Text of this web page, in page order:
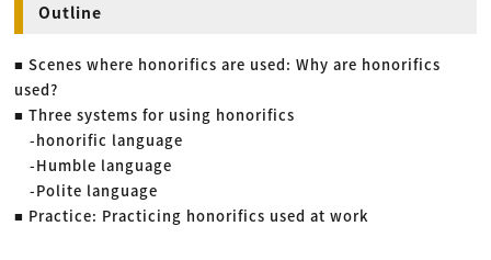
Outline
■ Scenes where honorifics are used: Why are honorifics
used?
■ Three systems for using honorifics
-honorific language
-Humble language
-Polite language
■ Practice: Practicing honorifics used at work